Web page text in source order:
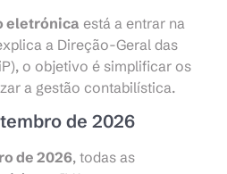
eletrónica está a entrar na
a Direção-Geral das
o objetivo é simplificar os
a gestão contabilística.
de 2026
de 2026, todas as